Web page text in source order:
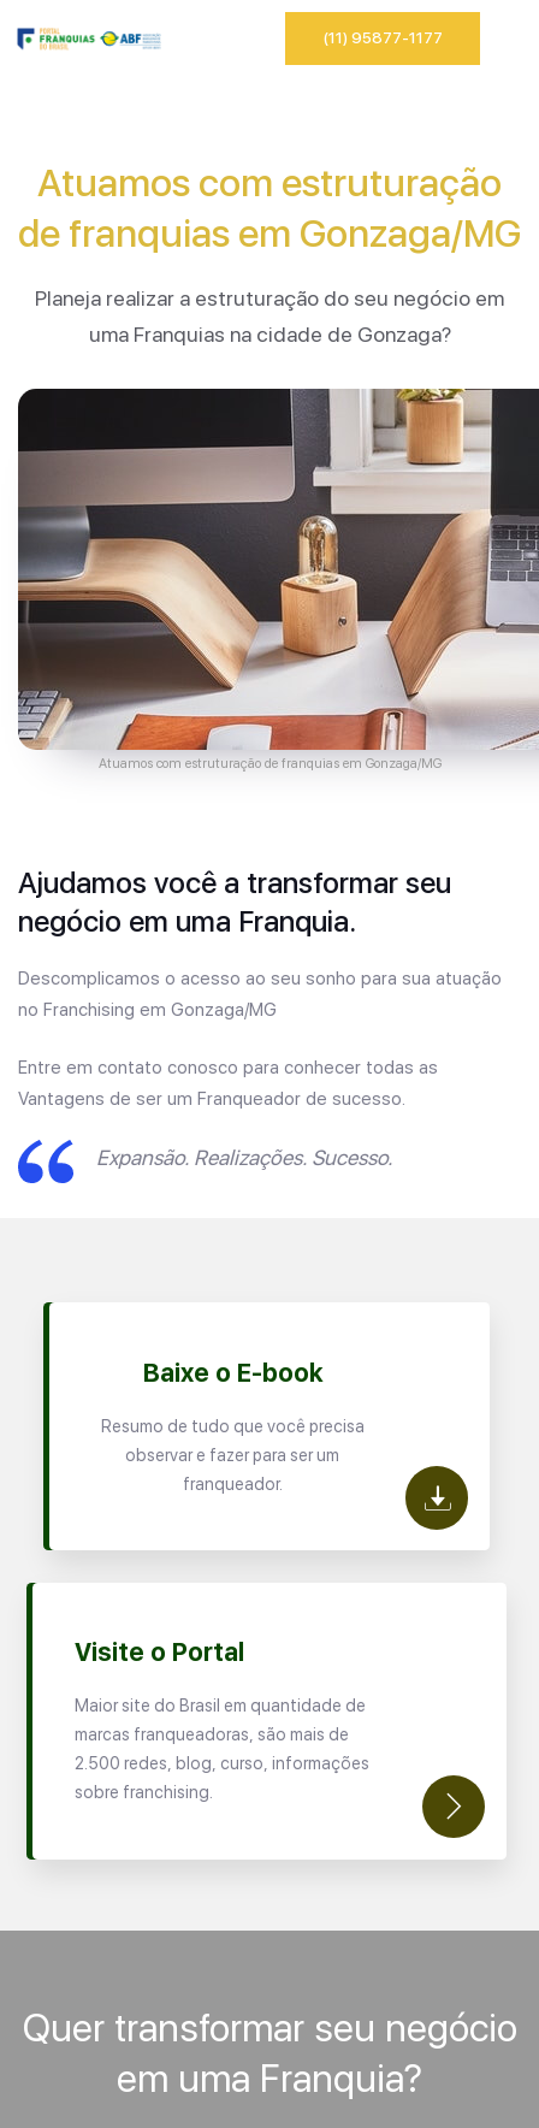
(11) 95877-1177
Atuamos com estruturação
de franquias em Gonzaga/MG
Planeja realizar a estruturação do seu negócio em
uma Franquias na cidade de Gonzaga?
Atuamos com estruturação de franquias em Gonzaga/MG
Ajudamos você a transformar seu
negócio em uma Franquia.
Descomplicamos o acesso ao seu sonho para sua atuação
no Franchising em Gonzaga/MG
Entre em contato conosco para conhecer todas as
Vantagens de ser um Franqueador de sucesso.
Expansão. Realizações. Sucesso.
Baixe o E-book
Resumo de tudo que você precisa
observar e fazer para ser um
franqueador.
Visite o Portal
Maior site do Brasil em quantidade de
marcas franqueadoras, são mais de
2.500 redes, blog, curso, informações
sobre franchising.
Quer transformar seu negócio
em uma Franquia?